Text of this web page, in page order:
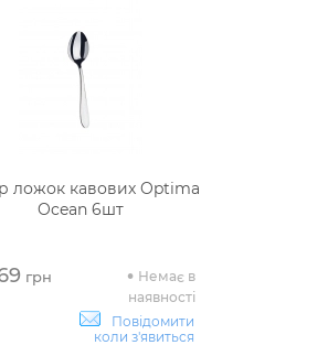
ложок кавових Optima
Ocean 6шт
грн
Немає в
наявності
Повідомити
коли з'явиться